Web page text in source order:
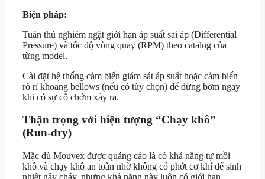
Biện pháp:
Tuân thủ nghiêm ngặt giới hạn áp suất sai áp (Differential
Pressure) và tốc độ vòng quay (RPM) theo catalog của
từng model.
Cài đặt hệ thống cảm biến giám sát áp suất hoặc cảm biến
rò rỉ khoang bellows (nếu có tùy chọn) để dừng bơm ngay
khi có sự cố chớm xảy ra.
Thận trọng với hiện tượng “Chạy khô”
(Run-dry)
Mặc dù Mouvex được quảng cáo là có khả năng tự mồi
khô và chạy khô an toàn nhờ không có phớt cơ khí để sinh